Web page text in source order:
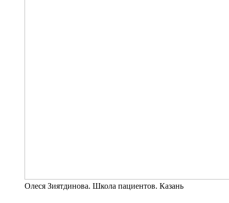
Олеся Зиятдинова. Школа пациентов. Казань